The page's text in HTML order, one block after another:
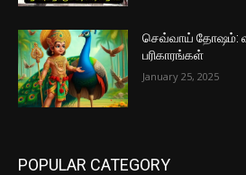
செவ்வாய் தோஷம்:
பரிகாரங்கள்
January 25, 2025
POPULAR CATEGORY